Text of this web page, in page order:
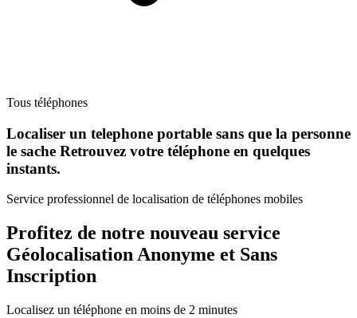
Tous téléphones
Localiser un telephone portable sans que la personne
le sache Retrouvez votre téléphone en quelques
instants.
Service professionnel de localisation de téléphones mobiles
Profitez de notre nouveau service
Géolocalisation Anonyme et Sans
Inscription
Localisez un téléphone en moins de 2 minutes